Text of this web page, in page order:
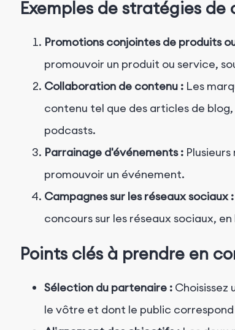
Exemples de stratégies
Promotions conjointes de produits
promouvoir un produit ou service,
Collaboration de contenu : Les
contenu tel que des articles de
podcasts.
Parrainage d'événements :
promouvoir un événement.
Campagnes sur les réseaux sociaux :
concours sur les réseaux sociaux,
Points clés à prendre en
Sélection du partenaire :
le vôtre et dont le public